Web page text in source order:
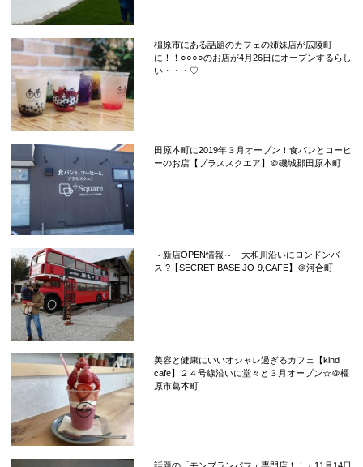
橿原市にある話題のカフェの姉妹店が広陵町
に！！○○○○のお店が4月26日にオープンするらし
い・・・♡
田原本町に2019年３月オープン！食パンとコーヒ
ーのお店【プラススクエア】＠磯城郡田原本町
～新店OPEN情報～ 大和川沿いにロンドンバ
ス!?【SECRET BASE JO-9,CAFE】＠河合町
美容と健康にいいオシャレ過ぎるカフェ【kind
cafe】２４号線沿いに堂々と３月オープン☆＠橿
原市葛本町